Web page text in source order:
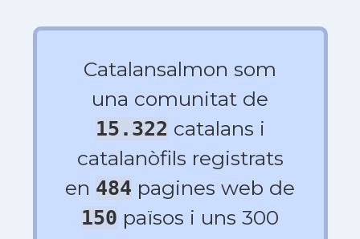
Catalansalmon som
una comunitat de
15.322 catalans i
catalanòfils registrats
en 484 pagines web de
150 països i uns 300